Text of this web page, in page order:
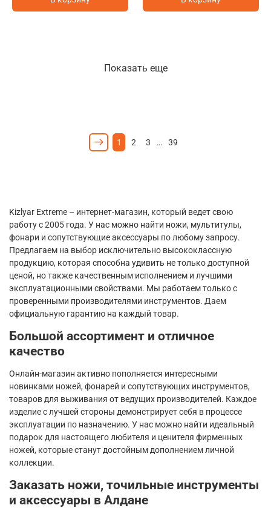
Показать еще
1 2 3 … 39
Kizlyar Extreme – интернет-магазин, который ведет свою
работу с 2005 года. У нас можно найти ножи, мультитулы,
фонари и сопутствующие аксессуары по любому запросу.
Предлагаем на выбор исключительно высококлассную
продукцию, которая способна удивить не только доступной
ценой, но также качественным исполнением и лучшими
эксплуатационными свойствами. Мы работаем только с
проверенными производителями инструментов. Даем
официальную гарантию на каждый товар.
Большой ассортимент и отличное
качество
Онлайн-магазин активно пополняется интересными
новинками ножей, фонарей и сопутствующих инструментов,
товаров для выживания от ведущих производителей. Каждое
изделие с лучшей стороны демонстрирует себя в процессе
эксплуатации по назначению. У нас можно найти идеальный
подарок для настоящего любителя и ценителя фирменных
ножей, которые станут достойным дополнением личной
коллекции.
Заказать ножи, точильные инструменты
и аксессуары в Алдане